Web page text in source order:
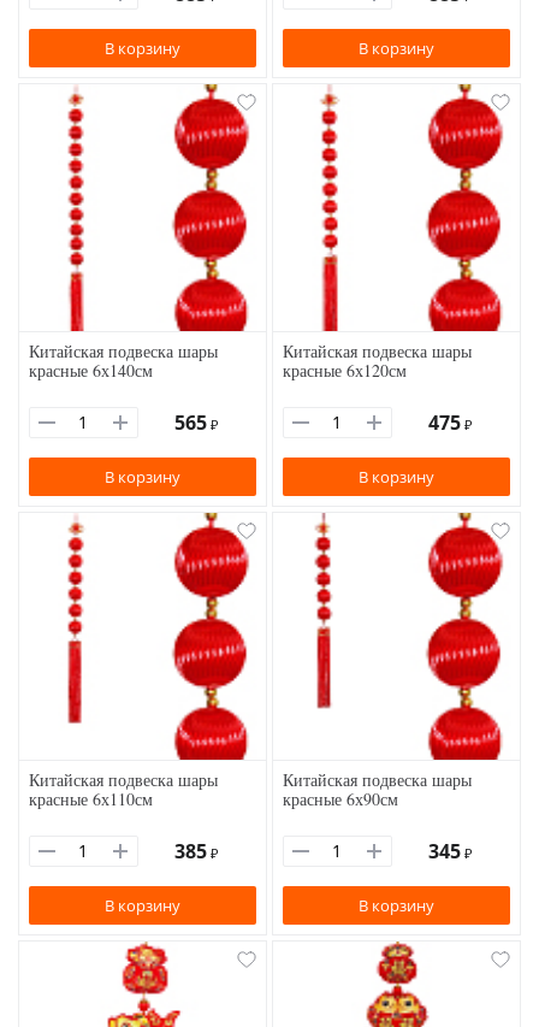
В корзину В корзину
Китайская подвеска шары
красные 6х140см
565 ₽
В корзину
Китайская подвеска шары
красные 6х120см
475 ₽
В корзину
Китайская подвеска шары
красные 6х110см
385 ₽
В корзину
Китайская подвеска шары
красные 6х90см
345 ₽
В корзину